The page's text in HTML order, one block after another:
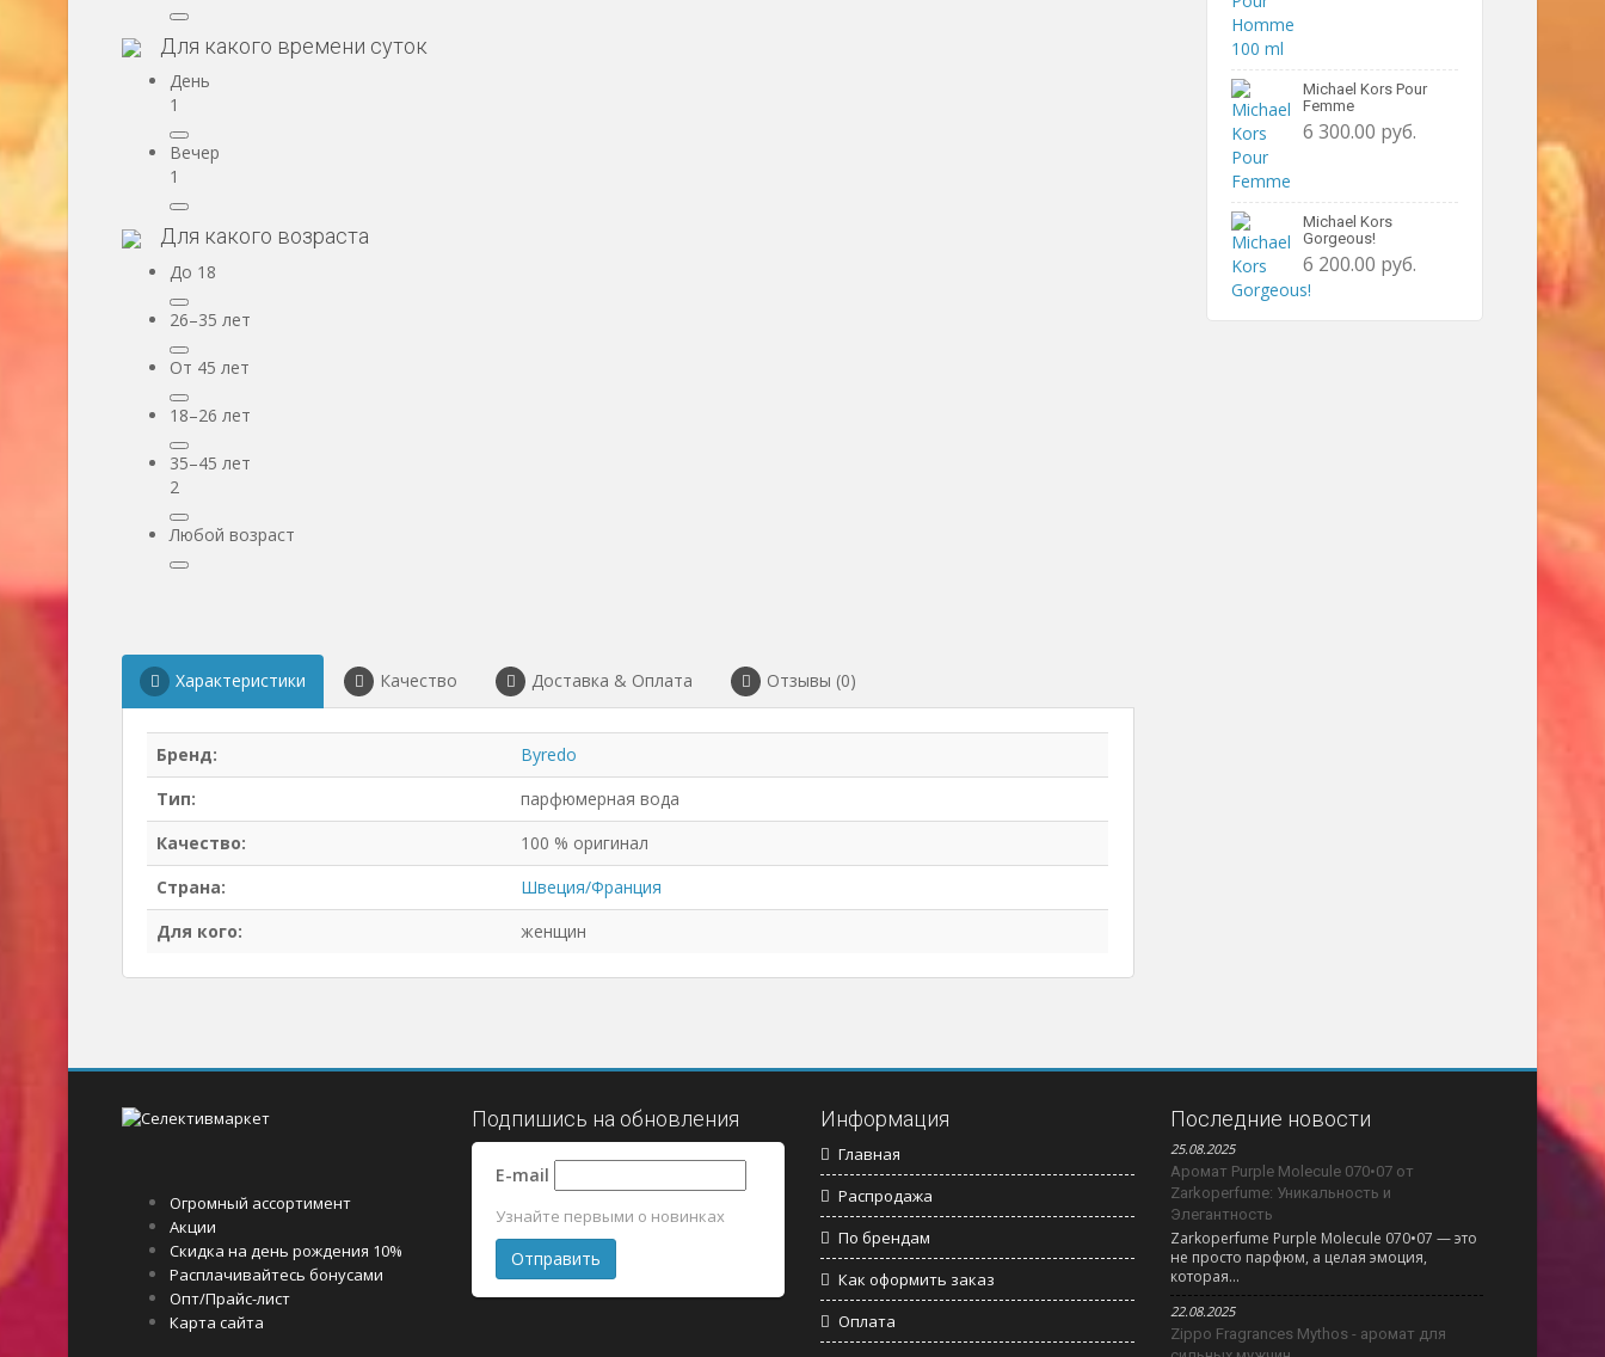
Для какого времени суток
День
1
Вечер
1
Для какого возраста
До 18
26–35 лет
От 45 лет
18–26 лет
35–45 лет
2
Любой возраст
Характеристики Качество Доставка & Оплата Отзывы (0)
Бренд:
Byredo
Тип:
парфюмерная вода
Качество:
100 % оригинал
Страна:
Швеция/Франция
Для кого:
женщин
Michael Kors Pour
Femme
6 300.00 руб.
Michael Kors
Gorgeous!
6 200.00 руб.
Огромный ассортимент
Акции
Скидка на день рождения 10%
Расплачивайтесь бонусами
Опт/Прайс-лист
Карта сайта
Подпишись на обновления
E-mail
Узнайте первыми о новинках
Информация
Главная
Распродажа
По брендам
Как оформить заказ
Оплата
Последние новости
25.08.2025
Аромат Purple Molecule 070•07 от
Zarkoperfume: Уникальность и
Элегантность
Zarkoperfume Purple Molecule 070•07 — это
не просто парфюм, а целая эмоция,
которая...
22.08.2025
Zippo Fragrances Mythos - аромат для